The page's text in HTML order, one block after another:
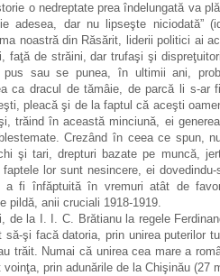
o nedreptate prea îndelungată va
adesea, dar nu lipseşte niciodată”
noastră din Răsărit, liderii politici ai
faţă de străini, dar trufaşi şi
sau se punea, în ultimii ani,
ca dracul de tămâie, de parcă li s-ar
pleacă şi de la faptul că aceşti
trăind în această minciună, ei
Crezând în ceea ce spun,
şi tari, drepturi bazate pe muncă,
lor sunt nesincere, ei dovedindu-
fi înfăptuită în vremuri atât de
pildă, anii cruciali 1918-1919.
de la I. I. C. Brătianu la regele
şi facă datoria, prin unirea puterilor
trăit. Numai că unirea cea mare a
prin adunările de la Chişinău (27